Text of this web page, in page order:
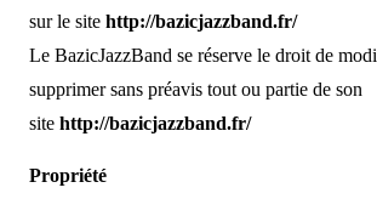
sur le site http://bazicjazzband.fr/
Le BazicJazzBand se réserve le droit de
supprimer sans préavis tout ou partie de son
site http://bazicjazzband.fr/
Propriété